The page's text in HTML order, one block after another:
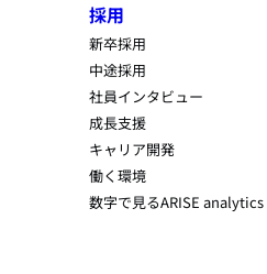
採用
新卒採用
中途採用
社員インタビュー
成長支援
キャリア開発
働く環境
数字で見るARISE analytics